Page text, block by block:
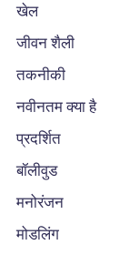
खेल
जीवन शैली
तकनीकी
नवीनतम क्या है
प्रदर्शित
बॉलीवुड
मनोरंजन
मोडलिंग